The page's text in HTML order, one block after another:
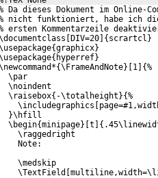
Da dieses Dokument im Online-
nicht funktioniert, habe ich die
ersten Kommentarzeile
\par
\noindent
\raisebox{-\totalheight}{%
}\hfill
\raggedright
Note:
\medskip